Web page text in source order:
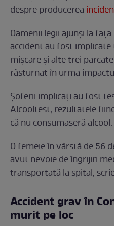
despre producerea
Oamenii legii ajunși la
accident au fost
mișcare și alte trei
răsturnat în urma
Șoferii implicați au fost
Alcooltest, rezultatele
că nu consumaseră alcool.
O femeie în vârstă de 56
avut nevoie de îngrijiri
transportată la spital,
Accident grav în
murit pe loc